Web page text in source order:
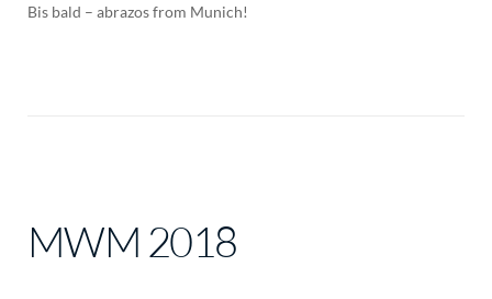
Bis bald – abrazos from Munich!
MWM 2018